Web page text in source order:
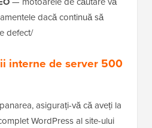
dacă continuă să
defect/
interne de server 500
asigurați-vă că aveți la
WordPress al site-ului